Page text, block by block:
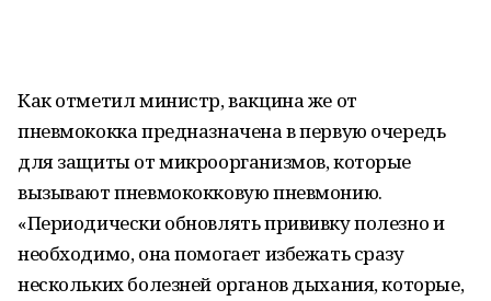
Как отметил министр, вакцина же от
пневмококка предназначена в первую очередь
для защиты от микроорганизмов, которые
вызывают пневмококковую пневмонию.
«Периодически обновлять прививку полезно и
необходимо, она помогает избежать сразу
нескольких болезней органов дыхания, которые,